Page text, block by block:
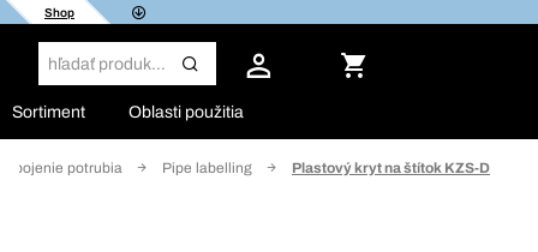
Shop
Sortiment Oblasti použitia
potrubia Pipe labelling Plastový kryt na štítok KZS-D